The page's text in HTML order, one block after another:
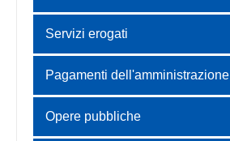
Servizi erogati
Pagamenti dell'amministrazione
Opere pubbliche